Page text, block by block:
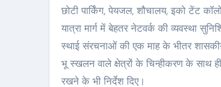
छोटी पार्किंग, पेयजल, शौचालय, इको टेंट
यात्रा मार्ग में बेहतर नेटवर्क की व्यवस्था
स्थाई संरचनाओं की एक माह के भीतर
भू स्खलन वाले क्षेत्रों के चिन्हीकरण के साथ
रखने के भी निर्देश दिए।